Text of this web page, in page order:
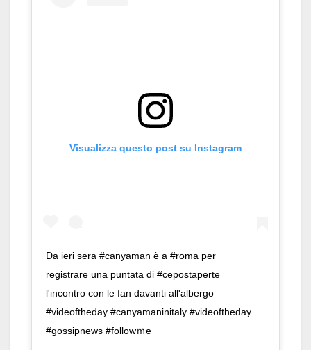
Visualizza questo post su Instagram
Da ieri sera #canyaman è a #roma per
registrare una puntata di #cepostaperte
l'incontro con le fan davanti all'albergo
#videoftheday #canyamaninitaly #videoftheday
#gossipnews #followｍe